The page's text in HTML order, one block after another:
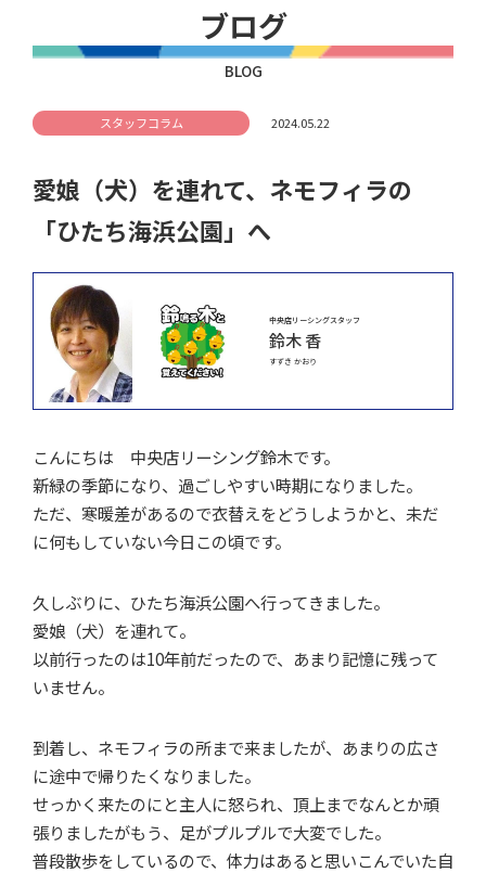
ブログ
BLOG
スタッフコラム 2024.05.22
愛娘（犬）を連れて、ネモフィラの
「ひたち海浜公園」へ
中央店リーシングスタッフ
鈴木 香
すずき かおり
こんにちは 中央店リーシング鈴木です。
新緑の季節になり、過ごしやすい時期になりました。
ただ、寒暖差があるので衣替えをどうしようかと、未だ
に何もしていない今日この頃です。
久しぶりに、ひたち海浜公園へ行ってきました。
愛娘（犬）を連れて。
以前行ったのは10年前だったので、あまり記憶に残って
いません。
到着し、ネモフィラの所まで来ましたが、あまりの広さ
に途中で帰りたくなりました。
せっかく来たのにと主人に怒られ、頂上までなんとか頑
張りましたがもう、足がプルプルで大変でした。
普段散歩をしているので、体力はあると思いこんでいた自